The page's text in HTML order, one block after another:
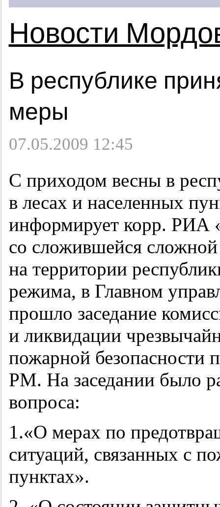
Новости
В республике
меры
07.05.2009 12:45
С приходом весны в
в лесах и населенных
информирует корр. РИА
со сложившейся
на территории
режима, в Главном
прошло заседание
и ликвидации
пожарной безопасности
РМ. На заседании было
вопроса:
1.«О мерах по
ситуаций, связанных с
пунктах».